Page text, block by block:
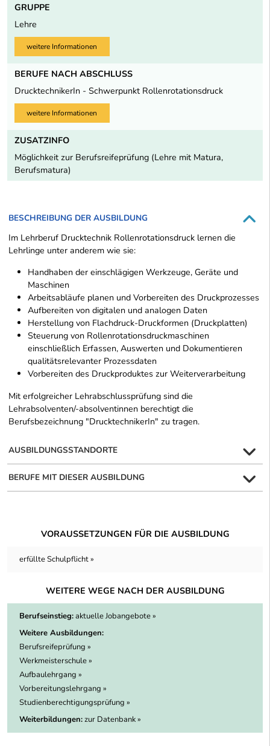
GRUPPE
Lehre
weitere Informationen
BERUFE NACH ABSCHLUSS
DrucktechnikerIn - Schwerpunkt Rollenrotationsdruck
weitere Informationen
ZUSATZINFO
Möglichkeit zur Berufsreifeprüfung (Lehre mit Matura,
Berufsmatura)
BESCHREIBUNG DER AUSBILDUNG
Im Lehrberuf Drucktechnik Rollenrotationsdruck lernen die
Lehrlinge unter anderem wie sie:
Handhaben der einschlägigen Werkzeuge, Geräte und
Maschinen
Arbeitsabläufe planen und Vorbereiten des Druckprozesses
Aufbereiten von digitalen und analogen Daten
Herstellung von Flachdruck-Druckformen (Druckplatten)
Steuerung von Rollenrotationsdruckmaschinen
einschließlich Erfassen, Auswerten und Dokumentieren
qualitätsrelevanter Prozessdaten
Vorbereiten des Druckproduktes zur Weiterverarbeitung
Mit erfolgreicher Lehrabschlussprüfung sind die
Lehrabsolventen/-absolventinnen berechtigt die
Berufsbezeichnung "DrucktechnikerIn" zu tragen.
AUSBILDUNGSSTANDORTE
BERUFE MIT DIESER AUSBILDUNG
VORAUSSETZUNGEN FÜR DIE AUSBILDUNG
erfüllte Schulpflicht »
WEITERE WEGE NACH DER AUSBILDUNG
Berufseinstieg:aktuelle Jobangebote »
Weitere Ausbildungen:
Berufsreifeprüfung »
Werkmeisterschule »
Aufbaulehrgang »
Vorbereitungslehrgang »
Studienberechtigungsprüfung »
Weiterbildungen:zur Datenbank »